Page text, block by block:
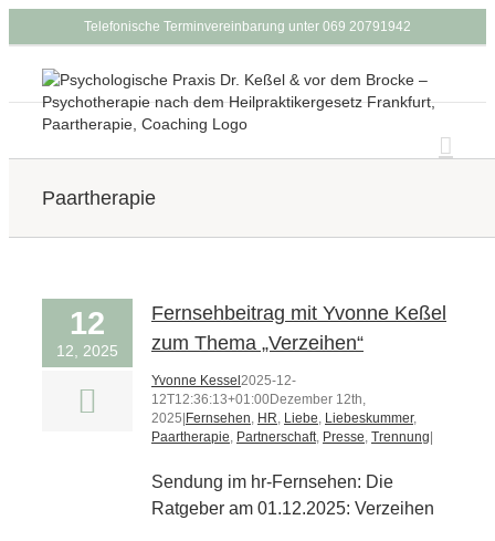
Inhalt
Telefonische Terminvereinbarung unter 069 20791942
Paartherapie
12
12, 2025
Fernsehbeitrag mit Yvonne Keßel
zum Thema „Verzeihen“
Yvonne Kessel 2025-12-
12T12:36:13+01:00Dezember 12th,
2025 Fernsehen, HR, Liebe, Liebeskummer,
Paartherapie, Partnerschaft, Presse, Trennung
Sendung im hr-Fernsehen: Die
Ratgeber am 01.12.2025: Verzeihen